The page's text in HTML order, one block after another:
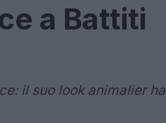
a Battiti
il suo look animalier ha